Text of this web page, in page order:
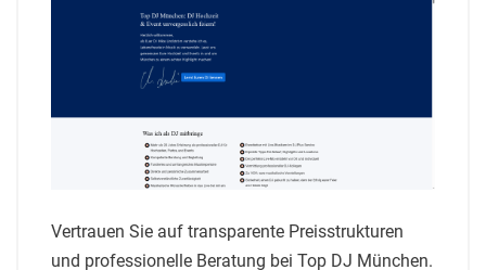
Vertrauen Sie auf transparente Preisstrukturen
und professionelle Beratung bei Top DJ München.